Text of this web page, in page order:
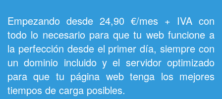
Empezando desde 24,90 €/mes + IVA con
todo lo necesario para que tu web funcione a
la perfección desde el primer día, siempre con
un dominio incluido y el servidor optimizado
para que tu página web tenga los mejores
tiempos de carga posibles.